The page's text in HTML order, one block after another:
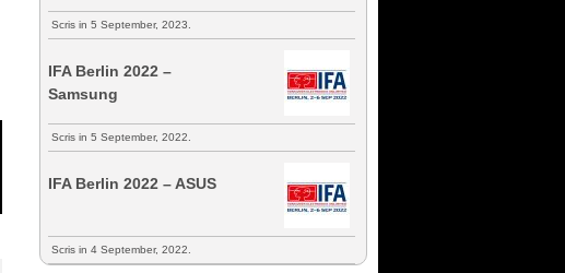
Scris in 5 September, 2023.
IFA Berlin 2022 –
Samsung
Scris in 5 September, 2022.
IFA Berlin 2022 – ASUS
Scris in 4 September, 2022.